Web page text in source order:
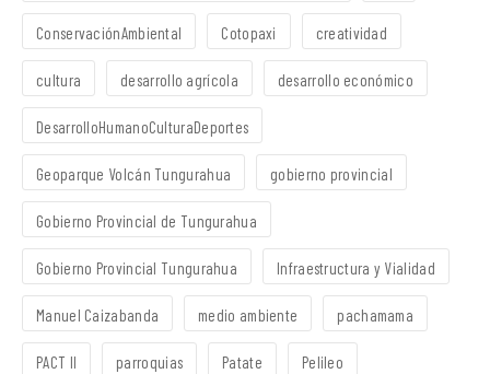
ConservaciónAmbiental Cotopaxi creatividad
cultura desarrollo agrícola desarrollo económico
DesarrolloHumanoCulturaDeportes
Geoparque Volcán Tungurahua gobierno provincial
Gobierno Provincial de Tungurahua
Gobierno Provincial Tungurahua Infraestructura y Vialidad
Manuel Caizabanda medio ambiente pachamama
PACT II parroquias Patate Pelileo